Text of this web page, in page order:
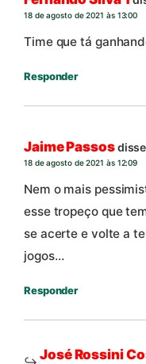
18 de agosto de 2021 às 13:00
Time que tá
Responder
Jaime Passos
18 de agosto de 2021 às 12:09
Nem o mais
esse tropeço que
se acerte e volte a
jogos…
Responder
José Rossini